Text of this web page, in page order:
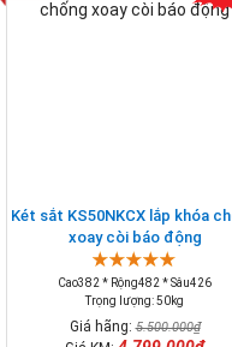
Két sắt KS50NKCX lắp khóa
xoay còi báo động
Cao382 * Rộng482 * Sâu426
Trọng lượng: 50kg
Giá hãng:5.500.000₫